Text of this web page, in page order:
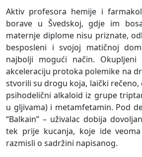
Aktiv profesora hemije i
borave u Švedskoj, gdje im
maternje diplome nisu priznate,
besposleni i svojoj matičnoj
najbolji mogući način.
akceleraciju protoka polemike na
stvorili su drogu koja, laički
psihodelični alkaloid iz grupe
u gljivama) i metamfetamin. Pod
“Balkain” – uživalac dobija
tek prije kucanja, koje ide
razmisli o sadržini napisanog.